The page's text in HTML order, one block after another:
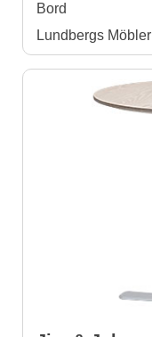
Bord
Lundbergs Möbler